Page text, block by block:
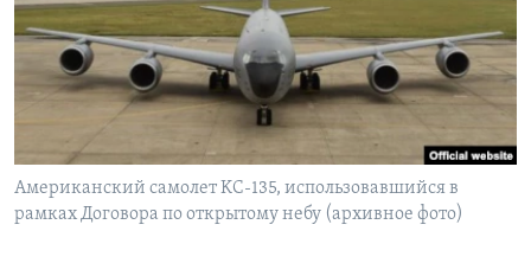
Learning English
СОЦИАЛЬНЫЕ СЕТИ
Языки
Американский самолет KC-135, использовавшийся в
рамках Договора по открытому небу (архивное фото)